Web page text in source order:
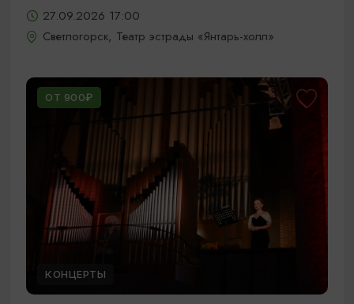
27.09.2026 17:00
Светлогорск, Театр эстрады «Янтарь-холл»
ОТ 900₽
КОНЦЕРТЫ